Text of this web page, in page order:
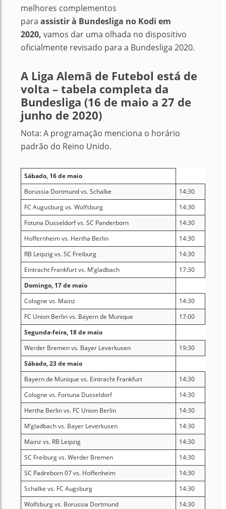
melhores complementos
para assistirà Bundesliga no Kodi em
2020, vamos dar uma olhada no dispositivo
oficialmente revisado para a Bundesliga 2020.
A Liga Alemã de Futebol está de
volta – tabela completa da
Bundesliga (16 de maio a 27 de
junho de 2020)
Nota: A programação menciona o horário
padrão do Reino Unido.
Sábado, 16 de maio
Borussia Dortmund vs. Schalke
14:30
FC Augusburg vs. Wolfsburg
14:30
Fotuna Dusseldorf vs. SC Panderborn
14:30
Hoffernheim vs. Hertha Berlin
14:30
RB Leipzig vs. SC Freiburg
14:30
Eintracht Frankfurt vs. M’gladbach
17:30
Domingo, 17 de maio
Cologne vs. Mainz
14:30
FC Union Berlin vs. Bayern de Munique
17:00
Segunda-feira, 18 de maio
Werder Bremen vs. Bayer Leverkusen
19:30
Sábado, 23 de maio
Bayern de Munique vs. Eintracht Frankfurt
14:30
Cologne vs. Fortuna Dusseldorf
14:30
Hertha Berlin vs. FC Union Berlin
14:30
M’gladbach vs. Bayer Leverkusen
14:30
Mainz vs. RB Leipzig
14:30
SC Freiburg vs. Werder Bremen
14:30
SC Padreborn 07 vs. Hoffenheim
14:30
Schalke vs. FC Augsburg
14:30
Wolfsburg vs. Borussia Dortmund
14:30